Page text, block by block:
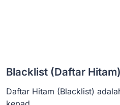
Blacklist (Daftar
Daftar Hitam (Blacklist)